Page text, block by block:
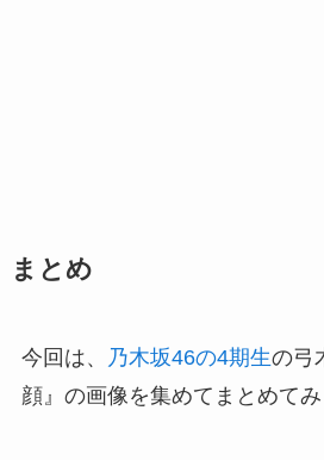
まとめ
今回は、 乃木坂46の4期生の弓
顔』の画像を集めてまとめて